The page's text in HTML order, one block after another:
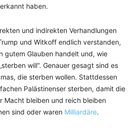
haben.
und indirekten Verhandlungen
und Witkoff endlich verstanden,
gutem Glauben handelt und, wie
will“. Genauer gesagt sind es
die sterben wollen. Stattdessen
Palästinenser sterben, damit die
Macht bleiben und reich bleiben
sind oder waren Milliardäre.